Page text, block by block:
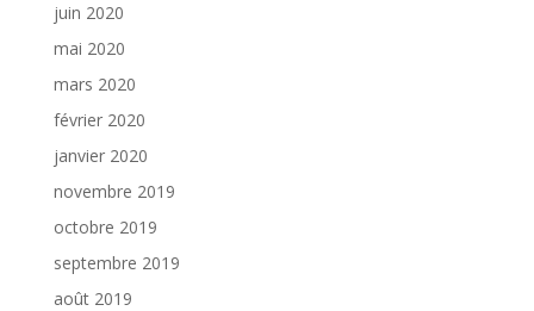
juin 2020
mai 2020
mars 2020
février 2020
janvier 2020
novembre 2019
octobre 2019
septembre 2019
août 2019